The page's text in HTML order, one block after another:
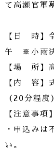
て高瀬官軍
【日 時】
午 ※小雨
【場 所】
【内 容】
（20分程度
【注意事項】
・申込みは
い。